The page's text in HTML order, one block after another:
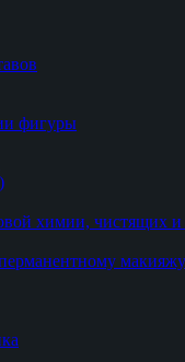
фигуры
химии, чистящих и
макияжу